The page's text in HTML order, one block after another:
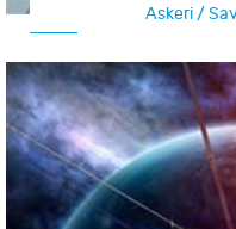
Askeri /